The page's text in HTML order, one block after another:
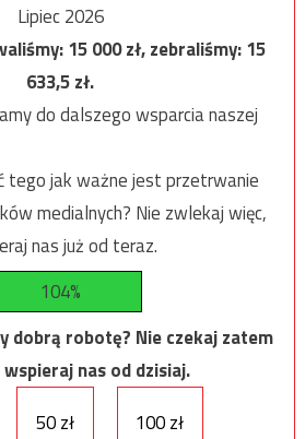
Lipiec 2026
15 000zł, zebraliśmy:15
633,5zł.
do dalszego wsparcia naszej
tego jak ważne jest przetrwanie
medialnych? Nie zwlekaj więc,
nas już od teraz.
104%
dobrą robotę? Nie czekaj zatem
nas od dzisiaj.
50 zł 100 zł